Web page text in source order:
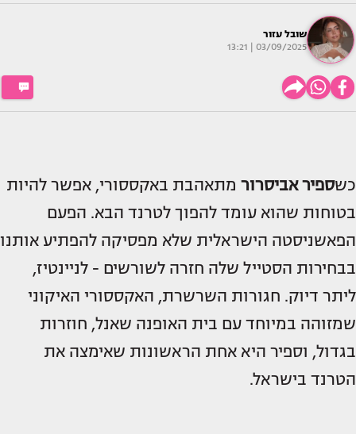
שובל עזור
03/09/2025 | 13:21
כשספיר אביסרור מתאהבת באקססורי, אפשר להיות
בטוחות שהוא עומד להפוך לטרנד הבא. הפעם
הפאשניסטה הישראלית שלא מפסיקה להפתיע אותנו
בבחירות הסטייל שלה חזרה לשורשים - לניינטיז,
ליתר דיוק. חגורות השרשרת, האקססורי האיקוני
שמזוהה במיוחד עם בית האופנה שאנל, חוזרות
בגדול, וספיר היא אחת הראשונות שאימצה את
הטרנד בישראל.